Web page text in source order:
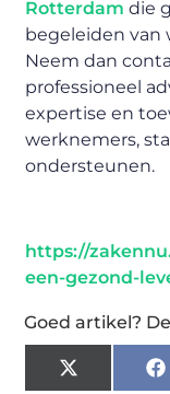
Rotterdam die
begeleiden van
Neem dan
professioneel
expertise en
werknemers,
ondersteunen.
https://
een-gezond-
Goed artikel?
X